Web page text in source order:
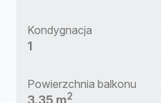
Kondygnacja
1
Powierzchnia balkonu
3.35 m2